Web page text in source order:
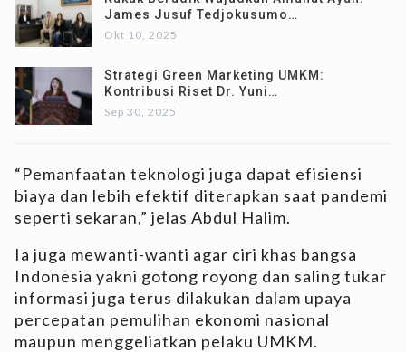
James Jusuf Tedjokusumo…
Okt 10, 2025
Strategi Green Marketing UMKM:
Kontribusi Riset Dr. Yuni…
Sep 30, 2025
“Pemanfaatan teknologi juga dapat efisiensi
biaya dan lebih efektif diterapkan saat pandemi
seperti sekaran,” jelas Abdul Halim.
Ia juga mewanti-wanti agar ciri khas bangsa
Indonesia yakni gotong royong dan saling tukar
informasi juga terus dilakukan dalam upaya
percepatan pemulihan ekonomi nasional
maupun menggeliatkan pelaku UMKM.